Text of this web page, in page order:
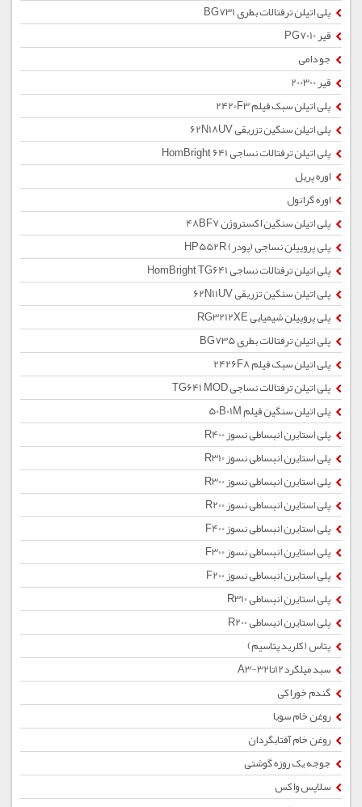
پلی اتیلن ترفتالات بطری BG731
قیر PG7010
جو دامی
قیر 200300
پلی اتیلن سبک فیلم 2420F3
پلی اتیلن سنگین تزریقی 62N18UV
پلی اتیلن ترفتالات نساجی HomBright 641
اوره پریل
اوره گرانول
پلی اتیلن سنگین اکستروژن 48BF7
پلی پروپیلن نساجی (پودر) HP552R
پلی اتیلن ترفتالات نساجی HomBright TG641
پلی اتیلن سنگین تزریقی 62N11UV
پلی پروپیلن شیمیایی RG3212XE
پلی اتیلن ترفتالات بطری BG735
پلی اتیلن سبک فیلم 2426F8
پلی اتیلن ترفتالات نساجی TG641 MOD
پلی اتیلن سنگین فیلم 50B01M
پلی استایرن انبساطی نسوز R400
پلی استایرن انبساطی نسوز R310
پلی استایرن انبساطی نسوز R300
پلی استایرن انبساطی نسوز R200
پلی استایرن انبساطی نسوز F400
پلی استایرن انبساطی نسوز F300
پلی استایرن انبساطی نسوز F200
پلی استایرن انبساطی R310
پلی استایرن انبساطی R200
پتاس (کلرید پتاسیم)
سبد میلگرد12تا32-A3
گندم خوراکی
روغن خام سویا
روغن خام آفتابگردان
جوجه یک روزه گوشتی
سلاپس واکس